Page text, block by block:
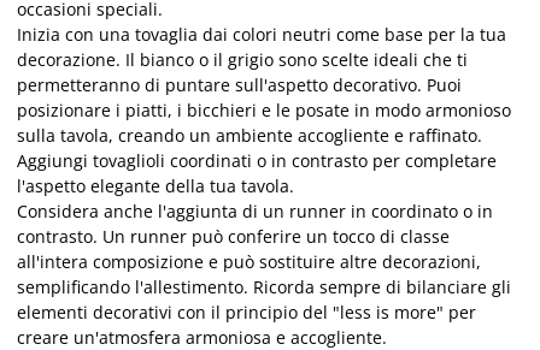
occasioni speciali.
Inizia con una tovaglia dai colori neutri come base per la tua
decorazione. Il bianco o il grigio sono scelte ideali che ti
permetteranno di puntare sull'aspetto decorativo. Puoi
posizionare i piatti, i bicchieri e le posate in modo armonioso
sulla tavola, creando un ambiente accogliente e raffinato.
Aggiungi tovaglioli coordinati o in contrasto per completare
l'aspetto elegante della tua tavola.
Considera anche l'aggiunta di un runner in coordinato o in
contrasto. Un runner può conferire un tocco di classe
all'intera composizione e può sostituire altre decorazioni,
semplificando l'allestimento. Ricorda sempre di bilanciare gli
elementi decorativi con il principio del "less is more" per
creare un'atmosfera armoniosa e accogliente.